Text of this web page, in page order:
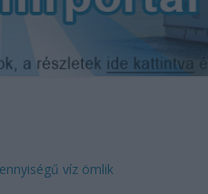
víz ömlik